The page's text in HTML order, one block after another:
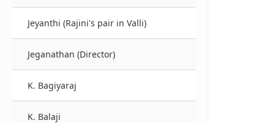
Jeyanthi (Rajini's pair in Valli)
Jeganathan (Director)
K. Bagiyaraj
K. Balaji